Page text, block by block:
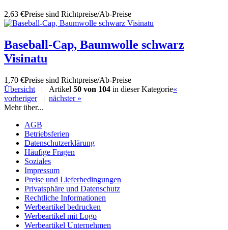
2,63 €Preise sind Richtpreise/Ab-Preise
Baseball-Cap, Baumwolle schwarz
Visinatu
1,70 €Preise sind Richtpreise/Ab-Preise
Übersicht | Artikel 50 von 104 in dieser Kategorie«
vorheriger| nächster »
Mehr über...
AGB
Betriebsferien
Datenschutzerklärung
Häufige Fragen
Soziales
Impressum
Preise und Lieferbedingungen
Privatsphäre und Datenschutz
Rechtliche Informationen
Werbeartikel bedrucken
Werbeartikel mit Logo
Werbeartikel Unternehmen